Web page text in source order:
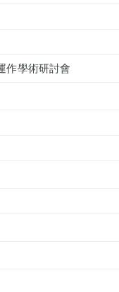
作學術研討會